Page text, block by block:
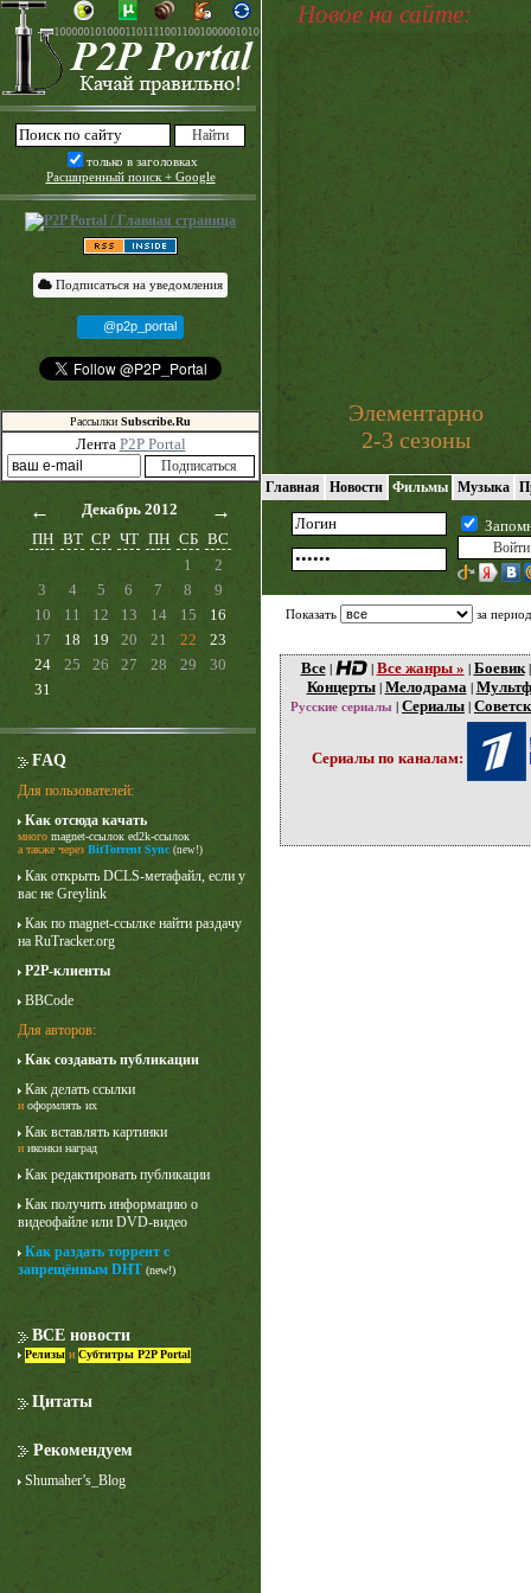
только в заголовках
Расширенный поиск + Google
Подписаться на уведомления
@p2p_portal
Рассылки Subscribe.Ru
Лента P2P Portal
← Декабрь 2012 →
ПН ВТ СР ЧТ ПН СБ ВС
1
2
3
4 5 6 7 8
9
10
11 12 13 14 15
16
17
18 19 20 21 22
23
24
25 26 27 28 29
30
31
FAQ
Для пользователей:
Как отсюда качать
много magnet-ссылок ed2k-ссылок
а также через BitTorrent Sync (new!)
Как открыть DCLS-метафайл, если у
вас не Greylink
Как по magnet-ссылке найти раздачу
на RuTracker.org
P2P-клиенты
BBCode
Для авторов:
Как создавать публикации
Как делать ссылки
и оформлять их
Как вставлять картинки
и иконки наград
Как редактировать публикации
Как получить информацию о
видеофайле или DVD-видео
Как раздать торрент с
запрещённым DHT (new!)
ВСЕ новости
Релизы и Субтитры P2P Portal
Цитаты
Рекомендуем
Shumaher’s_Blog
Новое на сайте:
Элементарно
2-3 сезоны
3 сезон
Главная Новости Фильмы Музыка
Показать за
Все| | Все жанры » Боевик
Концерты| Мелодрама
Русские сериалы Сериалы
Сериалы по каналам: